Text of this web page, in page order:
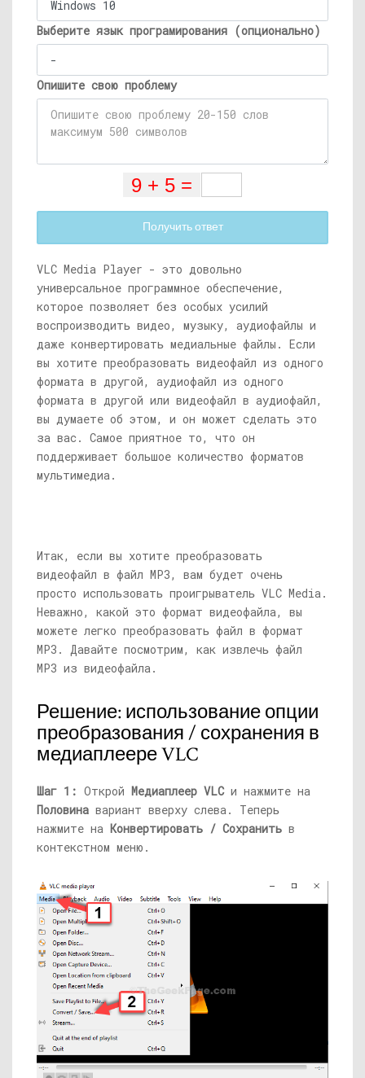
Выберите язык програмирования (опционально)
Опишите свою проблему
Получить ответ
VLC Media Player - это довольно
универсальное программное обеспечение,
которое позволяет без особых усилий
воспроизводить видео, музыку, аудиофайлы и
даже конвертировать медиальные файлы. Если
вы хотите преобразовать видеофайл из одного
формата в другой, аудиофайл из одного
формата в другой или видеофайл в аудиофайл,
вы думаете об этом, и он может сделать это
за вас. Самое приятное то, что он
поддерживает большое количество форматов
мультимедиа.
Итак, если вы хотите преобразовать
видеофайл в файл MP3, вам будет очень
просто использовать проигрыватель VLC Media.
Неважно, какой это формат видеофайла, вы
можете легко преобразовать файл в формат
MP3. Давайте посмотрим, как извлечь файл
MP3 из видеофайла.
Решение: использование опции
преобразования / сохранения в
медиаплеере VLC
Шаг 1: Открой Медиаплеер VLCи нажмите на
Половина вариант вверху слева. Теперь
нажмите на Конвертировать / Сохранить в
контекстном меню.